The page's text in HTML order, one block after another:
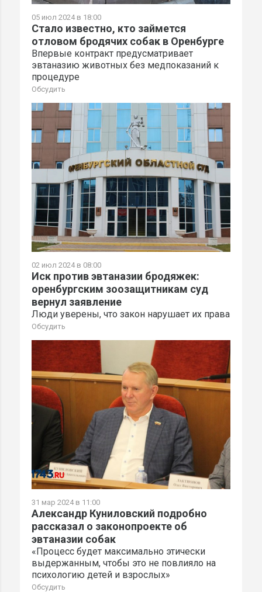
05 июл 2024 в 18:00
Стало известно, кто займется
отловом бродячих собак в Оренбурге
Впервые контракт предусматривает
эвтаназию животных без медпоказаний к
процедуре
Обсудить
02 июл 2024 в 08:00
Иск против эвтаназии бродяжек:
оренбургским зоозащитникам суд
вернул заявление
Люди уверены, что закон нарушает их права
Обсудить
31 мар 2024 в 11:00
Александр Куниловский подробно
рассказал о законопроекте об
эвтаназии собак
«Процесс будет максимально этически
выдержанным, чтобы это не повлияло на
психологию детей и взрослых»
Обсудить